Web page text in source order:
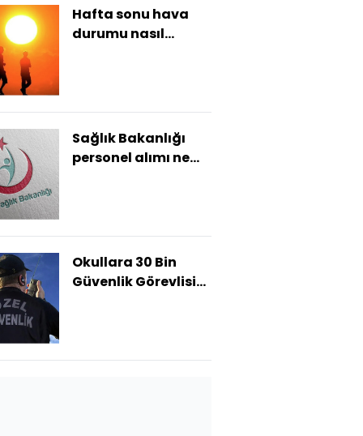
Hafta sonu hava
durumu nasıl
Sağlık Bakanlığı
personel alımı ne
Okullara 30 Bin
Güvenlik Görevlisi